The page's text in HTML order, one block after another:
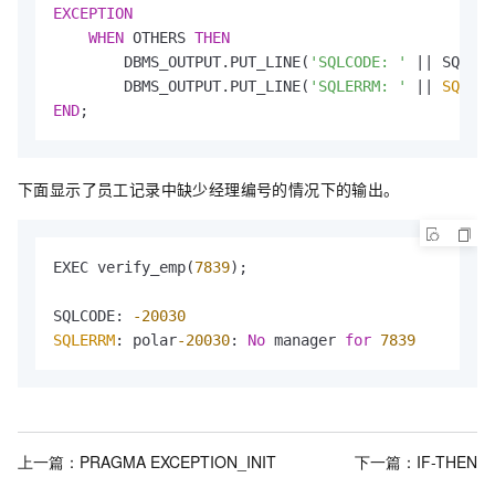
EXCEPTION
WHEN OTHERS THEN
        DBMS_OUTPUT.PUT_LINE(
'SQLCODE: '
||
        DBMS_OUTPUT.PUT_LINE(
'SQLERRM: '
END;
下面显示了员工记录中缺少经理编号的情况下的输出。
EXEC verify_emp(7839);
SQLCODE:
-20030
SQLERRM: polar-20030: No manager for 7839
上一篇： PRAGMA EXCEPTION_INIT 下一篇： IF-THEN